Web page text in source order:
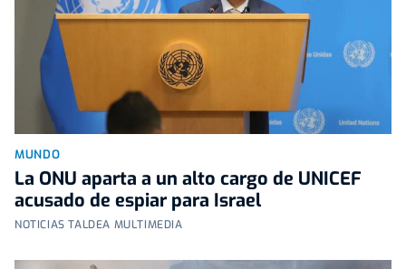
MUNDO
La ONU aparta a un alto cargo de UNICEF
acusado de espiar para Israel
NOTICIAS TALDEA MULTIMEDIA